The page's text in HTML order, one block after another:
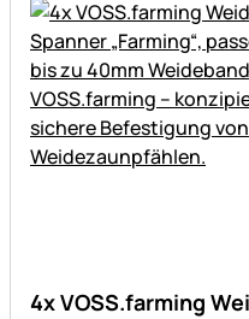
4x VOSS.farming